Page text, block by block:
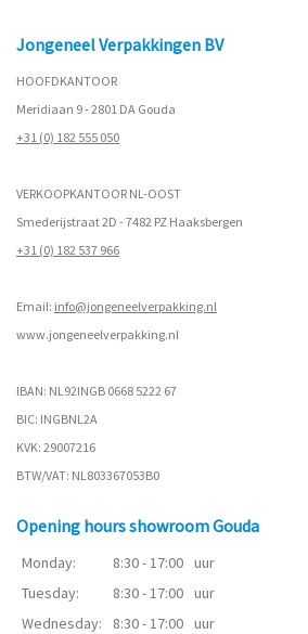
Jongeneel Verpakkingen BV
HOOFDKANTOOR
Meridiaan 9 - 2801 DA Gouda
+31 (0) 182 555 050
VERKOOPKANTOOR NL-OOST
Smederijstraat 2D - 7482 PZ Haaksbergen
+31 (0) 182 537 966
Email: info@jongeneelverpakking.nl
www.jongeneelverpakking.nl
IBAN: NL92INGB 0668 5222 67
BIC: INGBNL2A
KVK: 29007216
BTW/VAT: NL803367053B0
Opening hours showroom Gouda
Monday: 8:30 - 17:00 uur
Tuesday:
8:30 - 17:00 uur
Wednesday:
8:30 - 17:00 uur